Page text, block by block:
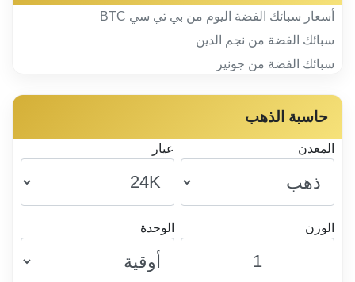
أسعار سبائك الفضة اليوم من بي تي سي BTC
سبائك الفضة من نجم الدين
سبائك الفضة من جونير
حاسبة الذهب
المعدن عيار
الوزن الوحدة